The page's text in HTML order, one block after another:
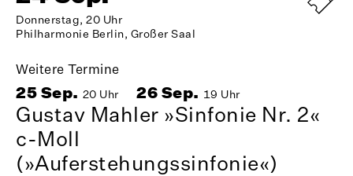
Donnerstag, 20 Uhr
Philharmonie Berlin, Großer Saal
Weitere Termine
25 Sep. 20 Uhr 26 Sep. 19 Uhr
Gustav Mahler »Sinfonie Nr. 2«
c-Moll
(»Auferstehungssinfonie«)